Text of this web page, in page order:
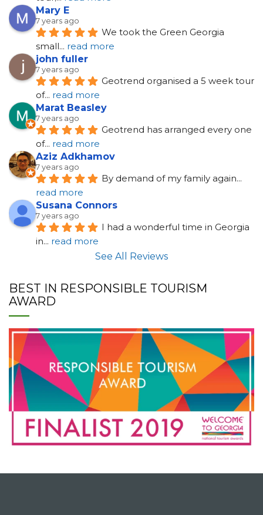
Mary E
7 years ago
We took the Green Georgia
small... read more
john fuller
7 years ago
Geotrend organised a 5 week tour
of... read more
Marat Beasley
7 years ago
Geotrend has arranged every one
of... read more
Aziz Adkhamov
7 years ago
By demand of my family again
read more
Susana Connors
7 years ago
I had a wonderful time in Georgia
in... read more
See All Reviews
BEST IN RESPONSIBLE TOURISM
AWARD